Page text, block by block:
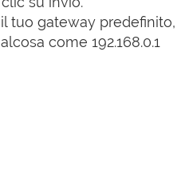
tuo gateway predefinito,
come 192.168.0.1